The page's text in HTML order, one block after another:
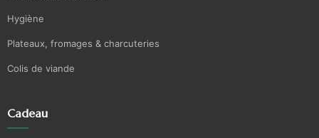
Hygiène
Plateaux, fromages & charcuteries
Colis de viande
Cadeau